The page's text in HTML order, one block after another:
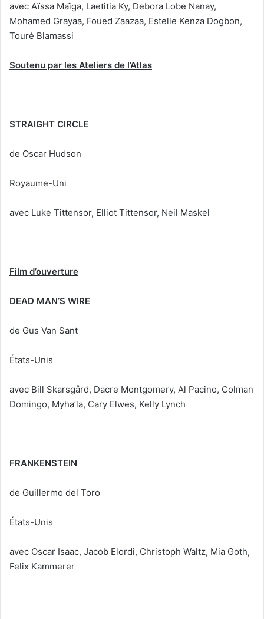
avec Aïssa Maïga, Laetitia Ky, Debora Lobe Nanay,
Mohamed Grayaa, Foued Zaazaa, Estelle Kenza Dogbon,
Touré Blamassi
Soutenu par les Ateliers de l’Atlas
STRAIGHT CIRCLE
de Oscar Hudson
Royaume-Uni
avec Luke Tittensor, Elliot Tittensor, Neil Maskel
Film d’ouverture
DEAD MAN’S WIRE
de Gus Van Sant
États-Unis
avec Bill Skarsgård, Dacre Montgomery, Al Pacino, Colman
Domingo, Myha’la, Cary Elwes, Kelly Lynch
FRANKENSTEIN
de Guillermo del Toro
États-Unis
avec Oscar Isaac, Jacob Elordi, Christoph Waltz, Mia Goth,
Felix Kammerer